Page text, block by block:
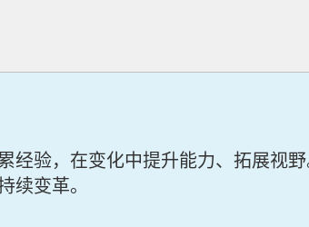
经验，在变化中提升能力、拓展视
续变革。